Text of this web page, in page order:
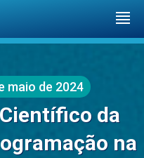
maio de 2024
da
na